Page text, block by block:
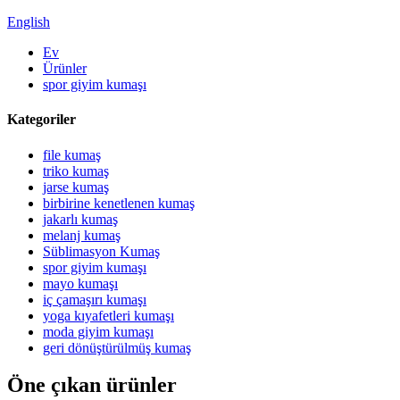
English
Ev
Ürünler
spor giyim kumaşı
Kategoriler
file kumaş
triko kumaş
jarse kumaş
birbirine kenetlenen kumaş
jakarlı kumaş
melanj kumaş
Süblimasyon Kumaş
spor giyim kumaşı
mayo kumaşı
iç çamaşırı kumaşı
yoga kıyafetleri kumaşı
moda giyim kumaşı
geri dönüştürülmüş kumaş
Öne çıkan ürünler